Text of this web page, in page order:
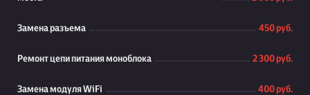
Замена разъема 450 руб.
Ремонт цепи питания моноблока 2 300 руб.
Замена модуля WiFi 400 руб.